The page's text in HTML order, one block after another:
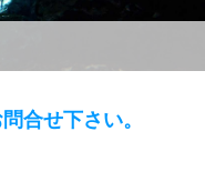
合せ下さい。